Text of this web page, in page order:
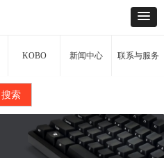
搜索
KOBO 新闻中心 联系与服务